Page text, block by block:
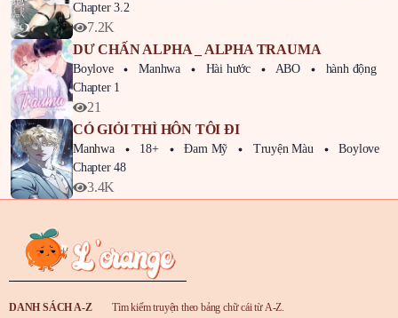
Chapter 3.2
7.2K
DƯ CHẤN ALPHA _ ALPHA TRAUMA
Boylove Manhwa Hài hước ABO
hành động
Chapter 1
21
CÓ GIỎI THÌ HÔN TÔI ĐI
Manhwa 18+ Đam Mỹ Truyện Màu
Boylove
Chapter 48
3.4K
DANH SÁCH A-Z Tìm kiếm truyện theo bảng chữ cái từ A-Z.